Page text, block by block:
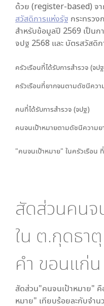
ด้วย (register-based) จ
สวัสดิการแห่งรัฐ กระทรวง
สำหรับข้อมูลปี 2569 เป็นก
จปฐ 2568 และ บัตรสวัสดิ
ครัวเรือนที่ได้รับการสำรวจ (จป
ครัวเรือนที่ยากจนตามดัชนีคว
คนที่ได้รับการสำรวจ (จปฐ)
คนจนเป้าหมายตามดัชนีความ
"คนจนเป้าหมาย" ในครัวเรือน
สัดส่วนคนจ
ใน ต.กุดธา
คำ ขอนแก่น
สัดส่วน"คนจนเป้าหมาย" คื
หมาย" เทียบร้อยละกับจำน